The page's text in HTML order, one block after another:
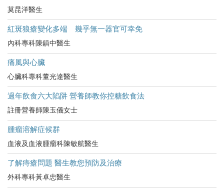
莫昆洋醫生
紅斑狼瘡變化多端 幾乎無一器官可幸免
內科專科陳鎮中醫生
痛風與心臟
心臟科專科董光達醫生
過年飲食六大陷阱 營養師教你控糖飲食法
註冊營養師陳玉儀女士
腫瘤溶解症候群
血液及血液腫瘤科陳敏航醫生
了解痔瘡問題 醫生教您預防及治療
外科專科黃卓忠醫生